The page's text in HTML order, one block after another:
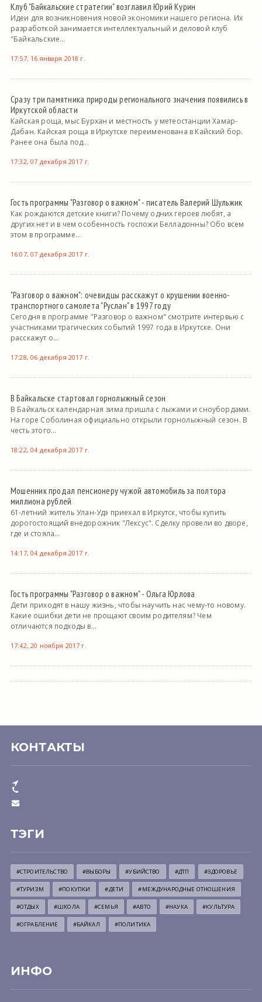
Клуб "Байкальские стратегии" возглавил Юрий Курин
Идеи для возникновения новой экономики нашего региона. Их
разработкой занимается интеллектуальный и деловой клуб
"Байкальские...
17:57, 16 января 2018 г.
Сразу три памятника природы регионального значения появились в
Иркутской области
Кайская роща, мыс Бурхан и местность у метеостанции Хамар-
Дабан. Кайская роща в Иркутске переименована в Кайский бор.
Ранее она была под...
17:32, 07 декабря 2017 г.
Гость программы "Разговор о важном" - писатель Валерий Шульжик
Как рождаются детские книги? Почему одних героев любят, а
других нет и в чем особенность госпожи Белладонны? Обо всем
этом в программе...
16:07, 07 декабря 2017 г.
"Разговор о важном": очевидцы расскажут о крушении военно-
транспортного самолета "Руслан" в 1997 году
Сегодня в программе "Разговор о важном" смотрите интервью с
участниками трагических событий 1997 года в Иркутске. Они
расскажут о...
17:28, 06 декабря 2017 г.
В Байкальске стартовал горнолыжный сезон
В Байкальск календарная зима пришла с лыжами и сноубордами.
На горе Соболиная официально открыли горнолыжный сезон. В
честь этого...
18:22, 04 декабря 2017 г.
Мошенник продал пенсионеру чужой автомобиль за полтора
миллиона рублей
61-летний житель Улан-Удэ приехал в Иркутск, чтобы купить
дорогостоящий внедорожник "Лексус". Сделку провели во дворе,
где и стояла...
14:17, 04 декабря 2017 г.
Гость программы "Разговор о важном" - Ольга Юрлова
Дети приходят в нашу жизнь, чтобы научить нас чему-то новому.
Какие ошибки дети не прощают своим родителям? Чем
отличаются подходы в...
17:42, 20 ноября 2017 г.
КОНТАКТЫ
ТЭГИ
#СТРОИТЕЛЬСТВО #ВЫБОРЫ #УБИЙСТВО #ДТП #ЗДОРОВЬЕ
#ТУРИЗМ #ПОКУПКИ #ДЕТИ #МЕЖДУНАРОДНЫЕ ОТНОШЕНИЯ
#ОТДЫХ #ШКОЛА #СЕМЬЯ #АВТО #НАУКА #КУЛЬТУРА
#ОГРАБЛЕНИЕ #БАЙКАЛ #ПОЛИТИКА
ИНФО